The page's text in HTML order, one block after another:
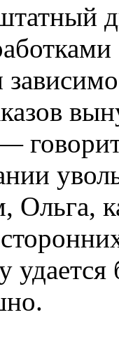
Ольга,